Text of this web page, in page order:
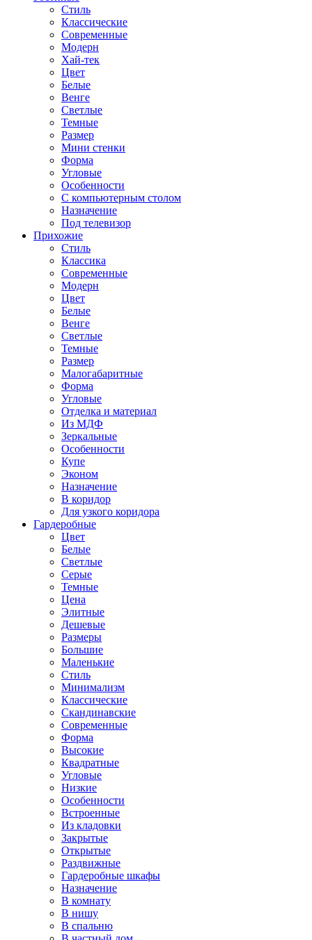
Стиль
Классические
Современные
Модерн
Хай-тек
Цвет
Белые
Венге
Светлые
Темные
Размер
Мини стенки
Форма
Угловые
Особенности
С компьютерным столом
Назначение
Под телевизор
Прихожие
Стиль
Классика
Современные
Модерн
Цвет
Белые
Венге
Светлые
Темные
Размер
Малогабаритные
Форма
Угловые
Отделка и материал
Из МДФ
Зеркальные
Особенности
Купе
Эконом
Назначение
В коридор
Для узкого коридора
Гардеробные
Цвет
Белые
Светлые
Серые
Темные
Цена
Элитные
Дешевые
Размеры
Большие
Маленькие
Стиль
Минимализм
Классические
Скандинавские
Современные
Форма
Высокие
Квадратные
Угловые
Низкие
Особенности
Встроенные
Из кладовки
Закрытые
Открытые
Раздвижные
Гардеробные шкафы
Назначение
В комнату
В нишу
В спальню